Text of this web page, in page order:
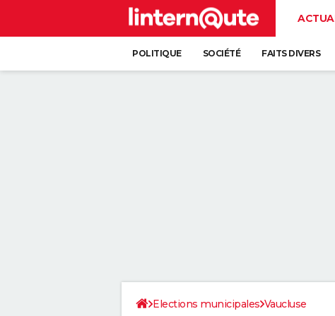
POLITIQUE SOCIÉTÉ FAITS DIVERS
Elections municipales Vaucluse